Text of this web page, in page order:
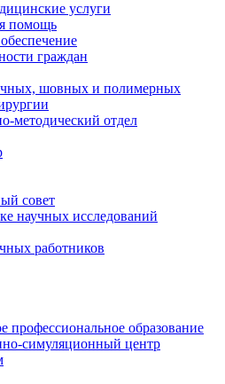
услуги
помощь
граждан
шовных и полимерных
методический отдел
совет
научных исследований
работников
профессиональное образование
симуляционный центр